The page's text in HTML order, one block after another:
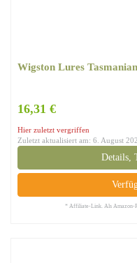
Wigston Lures
16,31 €
Hier zuletzt vergriffen
Zuletzt aktualisiert am: 6. August
Details,
* Affiliate-Link. Als Amazon-